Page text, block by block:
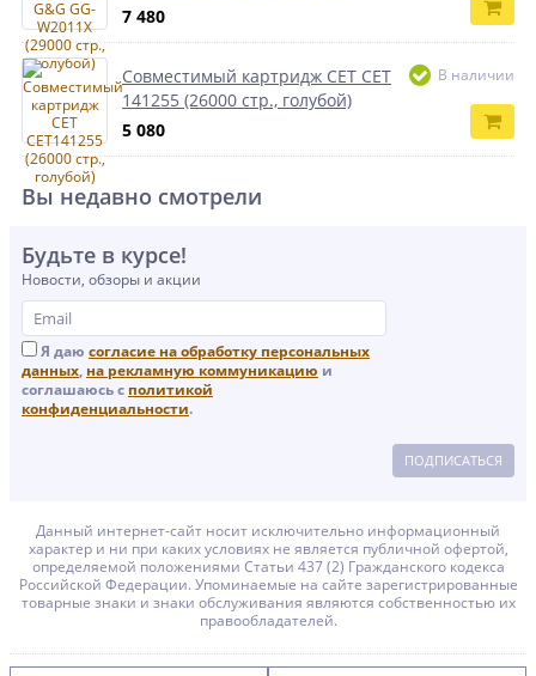
7 480
Совместимый картридж CET CET
141255 (26000 стр., голубой)
5 080
В наличии
Вы недавно смотрели
Будьте в курсе!
Новости, обзоры и акции
Я даю согласие на обработку персональных
данных, на рекламную коммуникацию и
соглашаюсь с политикой
конфиденциальности.
ПОДПИСАТЬСЯ
Данный интернет-сайт носит исключительно информационный
характер и ни при каких условиях не является публичной офертой,
определяемой положениями Статьи 437 (2) Гражданского кодекса
Российской Федерации. Упоминаемые на сайте зарегистрированные
товарные знаки и знаки обслуживания являются собственностью их
правообладателей.